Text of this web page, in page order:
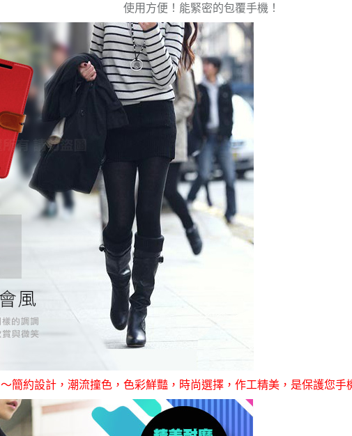
使用方便！能緊密的包覆手機！
～簡約設計，潮流撞色，色彩鮮豔，時尚選擇，作工精美，是保護您手